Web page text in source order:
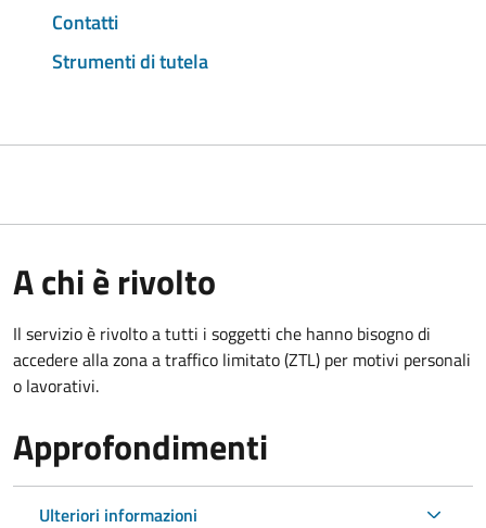
Contatti
Strumenti di tutela
A chi è rivolto
Il servizio è rivolto a tutti i soggetti che hanno bisogno di
accedere alla zona a traffico limitato (ZTL) per motivi personali
o lavorativi.
Approfondimenti
Ulteriori informazioni